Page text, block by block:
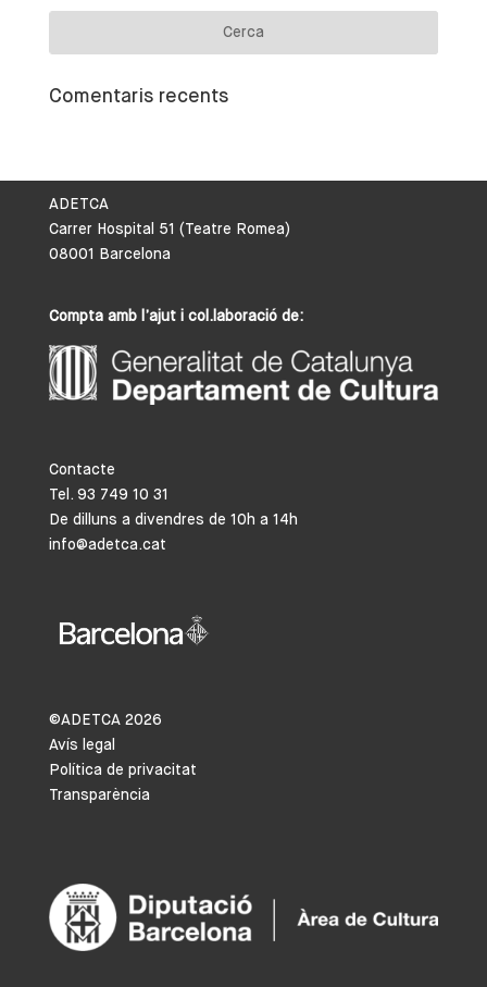
Comentaris recents
ADETCA
Carrer Hospital 51 (Teatre Romea)
08001 Barcelona
Compta amb l’ajut i col.laboració de:
Contacte
Tel. 93 749 10 31
De dilluns a divendres de 10h a 14h
info@adetca.cat
©ADETCA 2026
Avís legal
Política de privacitat
Transparència